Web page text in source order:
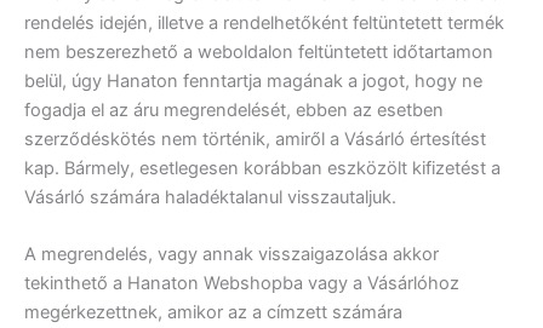
rendelés idején, illetve a rendelhetőként feltüntetett termék
nem beszerezhető a weboldalon feltüntetett időtartamon
belül, úgy Hanaton fenntartja magának a jogot, hogy ne
fogadja el az áru megrendelését, ebben az esetben
szerződéskötés nem történik, amiről a Vásárló értesítést
kap. Bármely, esetlegesen korábban eszközölt kifizetést a
Vásárló számára haladéktalanul visszautaljuk.
A megrendelés, vagy annak visszaigazolása akkor
tekinthető a Hanaton Webshopba vagy a Vásárlóhoz
megérkezettnek, amikor az a címzett számára